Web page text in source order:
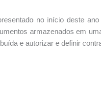
no início deste
armazenados em
e autorizar e definir